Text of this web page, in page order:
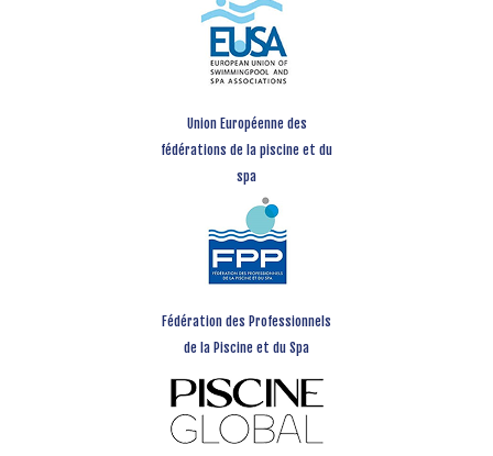
Union Européenne des
fédérations de la piscine et du
spa
Fédération des Professionnels
de la Piscine et du Spa